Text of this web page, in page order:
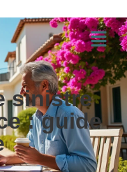
sinistre
: guide